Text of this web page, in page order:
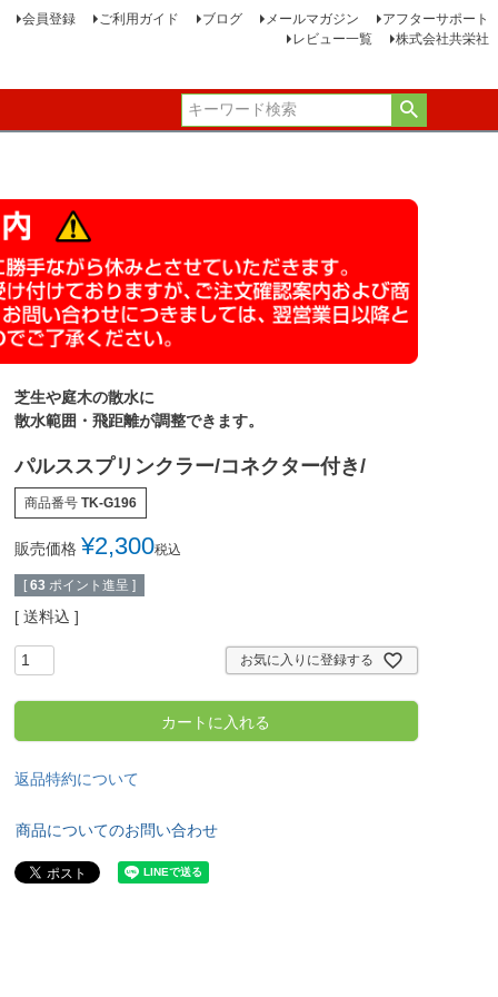
会員登録 ご利用ガイド ブログ メールマガジン
アフターサポート
レビュー一覧
株式会社共栄社
芝生や庭木の散水に
散水範囲・飛距離が調整できます。
パルススプリンクラー/コネクター付き/
商品番号 TK-G196
販売価格 ¥2,300税込
[ 63 ポイント進呈 ]
送料込
お気に入りに登録する
カートに入れる
返品特約について
商品についてのお問い合わせ